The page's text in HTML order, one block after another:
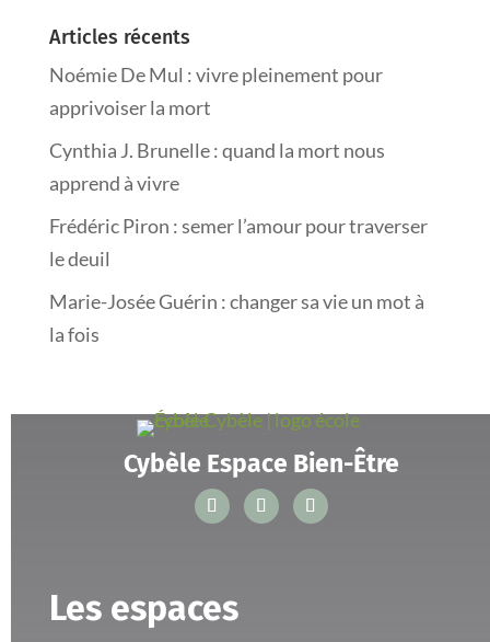
Articles récents
Noémie De Mul : vivre pleinement pour
apprivoiser la mort
Cynthia J. Brunelle : quand la mort nous
apprend à vivre
Frédéric Piron : semer l’amour pour traverser
le deuil
Marie-Josée Guérin : changer sa vie un mot à
la fois
Cybèle Espace Bien-Être
Les espaces